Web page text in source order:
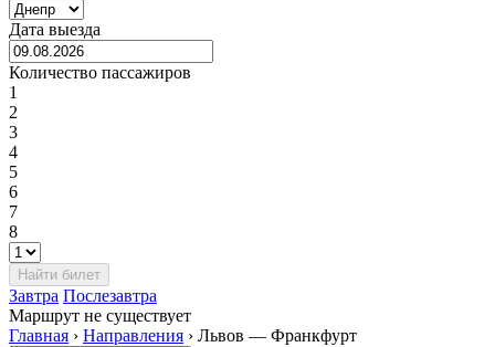
Дата выезда
Количество пассажиров
1
2
3
4
5
6
7
8
Завтра Послезавтра
Маршрут не существует
Главная › Направления › Львов — Франкфурт